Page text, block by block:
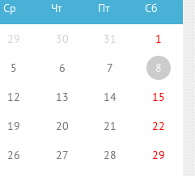
Ср Чт Пт Сб
29 30 31
1
5 6 7
8
12 13 14
15
19 20 21
22
26 27 28
29